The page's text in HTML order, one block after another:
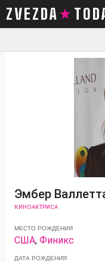
ZVEZDA
Эмбер
КИНОАКТРИСА
МЕСТО РОЖДЕНИЯ
США,Финикс
ДАТА РОЖДЕНИЯ